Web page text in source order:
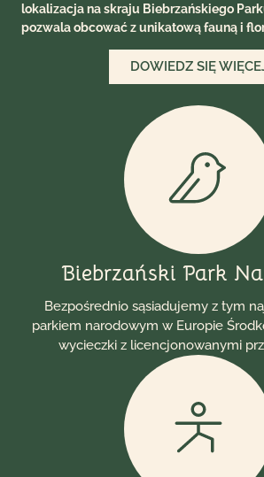
lokalizacja na skraju Biebrzańskiego
pozwala obcować z unikatową fauną i
DOWIEDZ SIĘ
Biebrzański Park
Bezpośrednio sąsiadujemy z tym
parkiem narodowym w Europie
wycieczki z licencjonowanymi